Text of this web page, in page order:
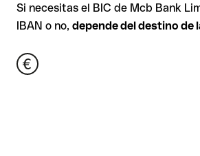
Si necesitas el BIC de Mcb Bank
IBAN o no, depende del destino de